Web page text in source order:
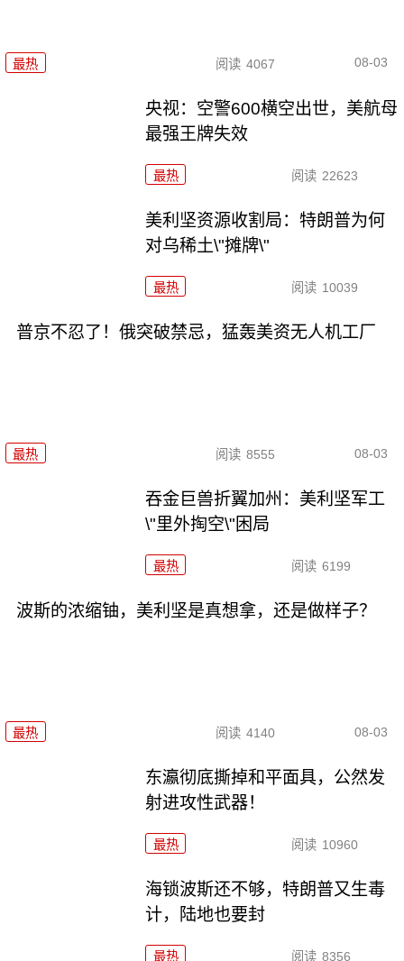
最热 阅读 4067 08-03
央视：空警600横空出世，美航母
最强王牌失效
最热 阅读 22623
美利坚资源收割局：特朗普为何
对乌稀土\"摊牌\"
最热 阅读 10039
普京不忍了！俄突破禁忌，猛轰美资无人机工厂
最热 阅读 8555 08-03
吞金巨兽折翼加州：美利坚军工
\"里外掏空\"困局
最热 阅读 6199
波斯的浓缩铀，美利坚是真想拿，还是做样子？
最热 阅读 4140 08-03
东瀛彻底撕掉和平面具，公然发
射进攻性武器！
最热 阅读 10960
海锁波斯还不够，特朗普又生毒
计，陆地也要封
最热 阅读 8356